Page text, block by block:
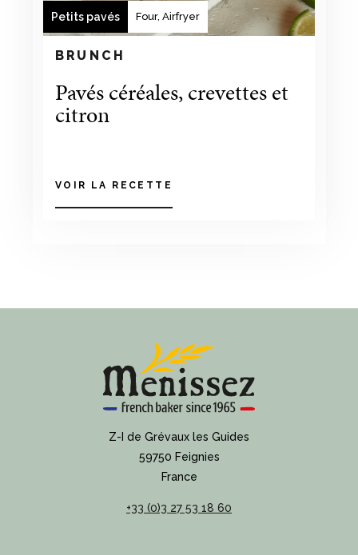
Petits pavés Four, Airfryer
BRUNCH
Pavés céréales, crevettes et
citron
VOIR LA RECETTE
Z-I de Grévaux les Guides
59750 Feignies
France
+33 (0)3 27 53 18 60